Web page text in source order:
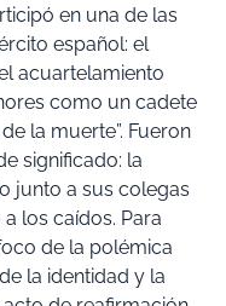
en una de las
español: el
acuartelamiento
como un cadete
la muerte”. Fueron
significado: la
junto a sus colegas
los caídos. Para
de la polémica
la identidad y la